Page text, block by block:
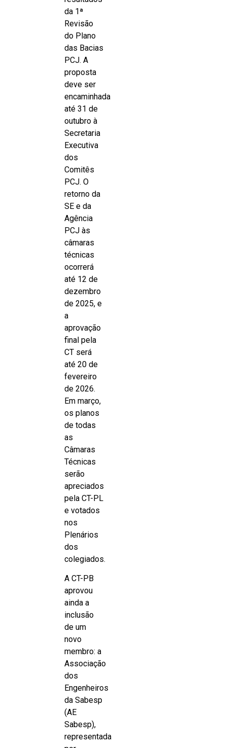
da 1ª
Revisão
do Plano
das Bacias
PCJ. A
proposta
deve ser
encaminhada
até 31 de
outubro à
Secretaria
Executiva
dos
Comitês
PCJ. O
retorno da
SE e da
Agência
PCJ às
câmaras
técnicas
ocorrerá
até 12 de
dezembro
de 2025, e
a
aprovação
final pela
CT será
até 20 de
fevereiro
de 2026.
Em março,
os planos
de todas
as
Câmaras
Técnicas
serão
apreciados
pela CT-PL
e votados
nos
Plenários
dos
colegiados.
A CT-PB
aprovou
ainda a
inclusão
de um
novo
membro: a
Associação
dos
Engenheiros
da Sabesp
(AE
Sabesp),
representada